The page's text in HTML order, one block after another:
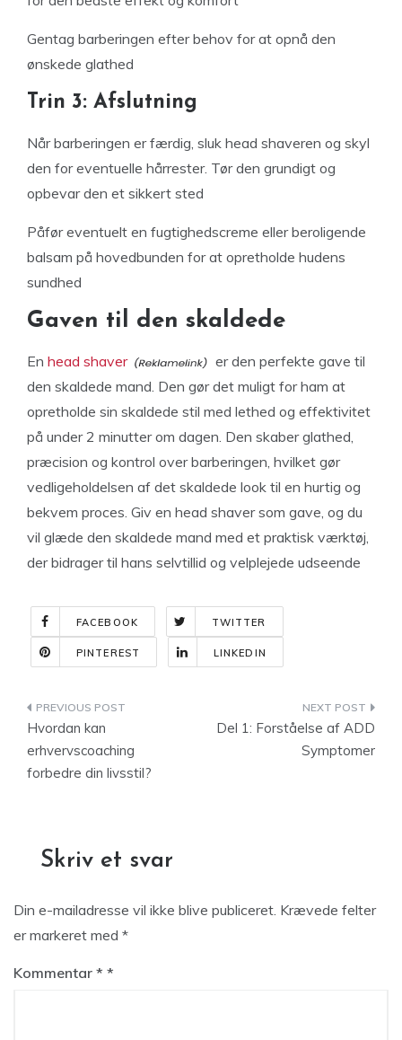
Gentag barberingen efter behov for at opnå den
ønskede glathed
Trin 3: Afslutning
Når barberingen er færdig, sluk head shaveren og skyl
den for eventuelle hårrester. Tør den grundigt og
opbevar den et sikkert sted
Påfør eventuelt en fugtighedscreme eller beroligende
balsam på hovedbunden for at opretholde hudens
sundhed
Gaven til den skaldede
En head shaver
er den perfekte gave til
den skaldede mand. Den gør det muligt for ham at
opretholde sin skaldede stil med lethed og effektivitet
på under 2 minutter om dagen. Den skaber glathed,
præcision og kontrol over barberingen, hvilket gør
vedligeholdelsen af det skaldede look til en hurtig og
bekvem proces. Giv en head shaver som gave, og du
vil glæde den skaldede mand med et praktisk værktøj,
der bidrager til hans selvtillid og velplejede udseende
FACEBOOK TWITTER
PINTEREST LINKEDIN
Indlægsnavigation
Hvordan kan
erhvervscoaching
forbedre din livsstil?
Del 1: Forståelse af ADD
Symptomer
Skriv et svar
Din e-mailadresse vil ikke blive publiceret. Krævede felter
er markeret med *
Kommentar *